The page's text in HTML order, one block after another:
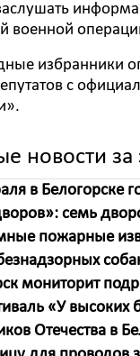
военной
избранники
с
новости за
в Белогорске
семь
пожарные
мониторит
«У высоких
Отечества в